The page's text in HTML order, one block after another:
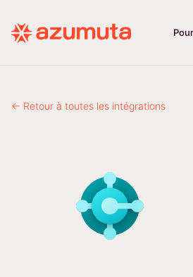
← Retour à toutes les intégrations